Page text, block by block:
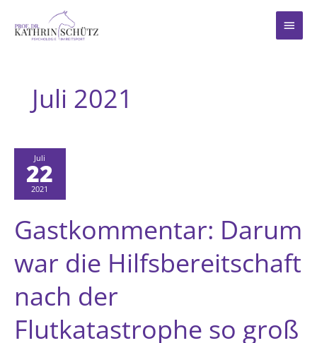
springen
Juli 2021
Juli
22
2021
Gastkommentar: Darum
war die Hilfsbereitschaft
nach der
Flutkatastrophe so groß